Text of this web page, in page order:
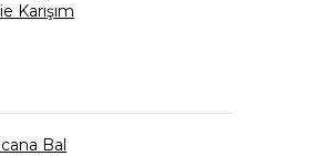
Karışım
Bal